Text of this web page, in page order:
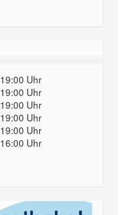
19:00 Uhr
19:00 Uhr
19:00 Uhr
19:00 Uhr
19:00 Uhr
16:00 Uhr